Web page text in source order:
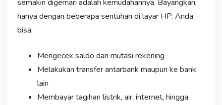
semakin digemari adalah kemudahannya. Bayangkan,
hanya dengan beberapa sentuhan di layar HP, Anda
bisa:
Mengecek saldo dan mutasi rekening
Melakukan transfer antarbank maupun ke bank
lain
Membayar tagihan listrik, air, internet, hingga